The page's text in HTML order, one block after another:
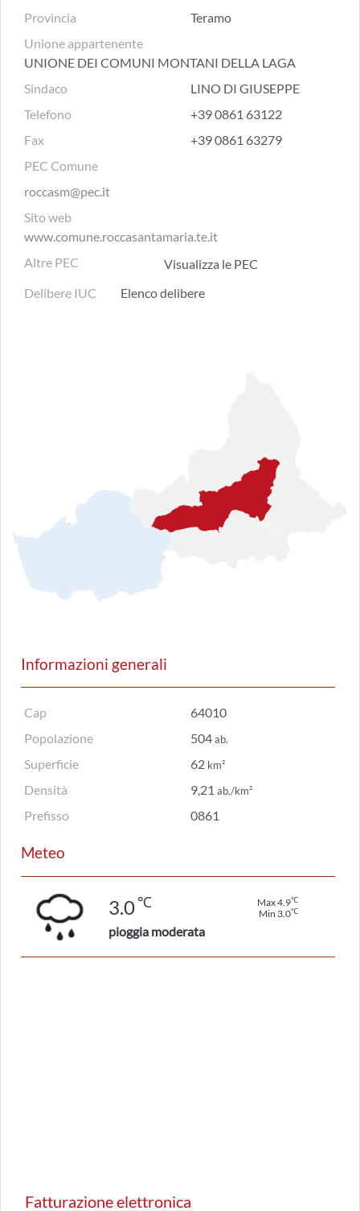
Provincia
Teramo
Unione appartenente
UNIONE DEI COMUNI MONTANI DELLA LAGA
Sindaco
LINO DI GIUSEPPE
Telefono
+39 0861 63122
Fax
+39 0861 63279
PEC Comune
roccasm@pec.it
Sito web
www.comune.roccasantamaria.te.it
Altre PEC
Visualizza le PEC
Delibere IUC
Elenco delibere
Informazioni generali
Cap
64010
Popolazione
504ab.
Superficie 62 km²
Densità 9,21 ab./km²
Prefisso 0861
Meteo
3.0℃ Max 4.9℃
Min 3.0℃
pioggia moderata
Fatturazione elettronica